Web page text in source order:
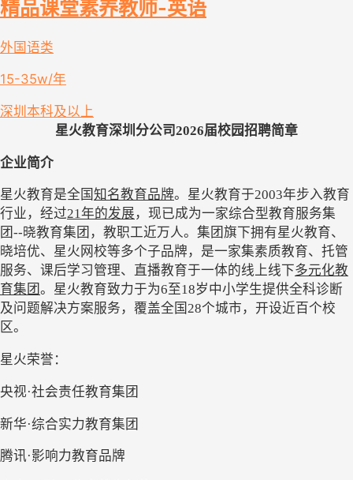
精品课堂素养教师-英语
外国语类
15-35w/年
深圳 本科及以上
星火教育深圳分公司2026届校园招聘简章
企业简介
星火教育是全国知名教育品牌。星火教育于2003年步入教育
行业，经过21年的发展 ，现已成为一家综合型教育服务集
团--晓教育集团，教职工近万人。集团旗下拥有星火教育、
晓培优、星火网校等多个子品牌，是一家集素质教育、托管
服务、课后学习管理、直播教育于一体的线上线下多元化教
育集团。星火教育致力于为6至18岁中小学生提供全科诊断
及问题解决方案服务，覆盖全国28个城市，开设近百个校
区。
星火荣誉：
央视·社会责任教育集团
新华·综合实力教育集团
腾讯·影响力教育品牌